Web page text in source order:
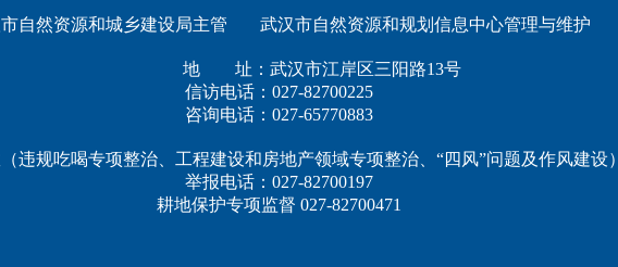
自然资源和城乡建设局主管 武汉市自然资源和规划信息中心管理与维护
地 址：武汉市江岸区三阳路13号
信访电话：027-82700225
咨询电话：027-65770883
违规吃喝专项整治、工程建设和房地产领域专项整治、“四风”问题及作风建设）
举报电话：027-82700197
耕地保护专项监督 027-82700471